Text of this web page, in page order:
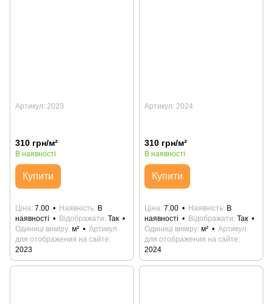
Артикул: 2023
310 грн/м²
В наявності
Купити
Ціна 7.00 Наявність В
наявності
Відображати Так
Одиниці виміру м²
Артикул
для отображения на сайте
2023
Артикул: 2024
310 грн/м²
В наявності
Купити
Ціна 7.00 Наявність В
наявності
Відображати Так
Одиниці виміру м²
Артикул
для отображения на сайте
2024